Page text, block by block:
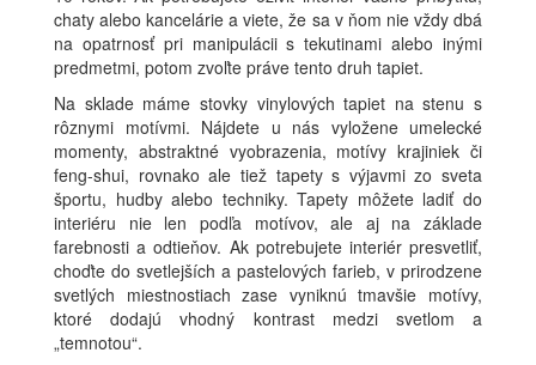
chaty alebo kancelárie a viete, že sa v ňom nie vždy dbá
na opatrnosť pri manipulácii s tekutinami alebo inými
predmetmi, potom zvoľte práve tento druh tapiet.
Na sklade máme stovky vinylových tapiet na stenu s
rôznymi motívmi. Nájdete u nás vyložene umelecké
momenty, abstraktné vyobrazenia, motívy krajiniek či
feng-shui, rovnako ale tiež tapety s výjavmi zo sveta
športu, hudby alebo techniky. Tapety môžete ladiť do
interiéru nie len podľa motívov, ale aj na základe
farebnosti a odtieňov. Ak potrebujete interiér presvetliť,
choďte do svetlejších a pastelových farieb, v prirodzene
svetlých miestnostiach zase vyniknú tmavšie motívy,
ktoré dodajú vhodný kontrast medzi svetlom a
„temnotou“.